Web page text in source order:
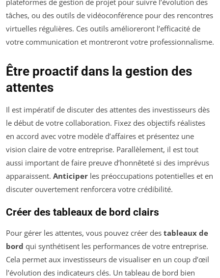
plateformes de gestion de projet pour suivre l’évolution des
tâches, ou des outils de vidéoconférence pour des rencontres
virtuelles régulières. Ces outils amélioreront l’efficacité de
votre communication et montreront votre professionnalisme.
Être proactif dans la gestion des
attentes
Il est impératif de discuter des attentes des investisseurs dès
le début de votre collaboration. Fixez des objectifs réalistes
en accord avec votre modèle d’affaires et présentez une
vision claire de votre entreprise. Parallèlement, il est tout
aussi important de faire preuve d’honnêteté si des imprévus
apparaissent. Anticiper les préoccupations potentielles et en
discuter ouvertement renforcera votre crédibilité.
Créer des tableaux de bord clairs
Pour gérer les attentes, vous pouvez créer des tableaux de
bord qui synthétisent les performances de votre entreprise.
Cela permet aux investisseurs de visualiser en un coup d’œil
l’évolution des indicateurs clés. Un tableau de bord bien